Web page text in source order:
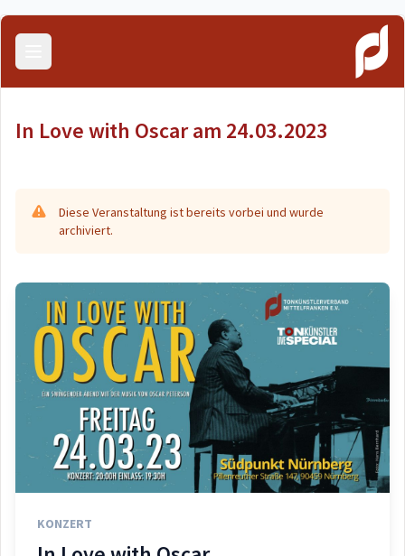
Menü öffnen
In Love with Oscar am 24.03.2023
Diese Veranstaltung ist bereits vorbei und wurde
archiviert.
KONZERT